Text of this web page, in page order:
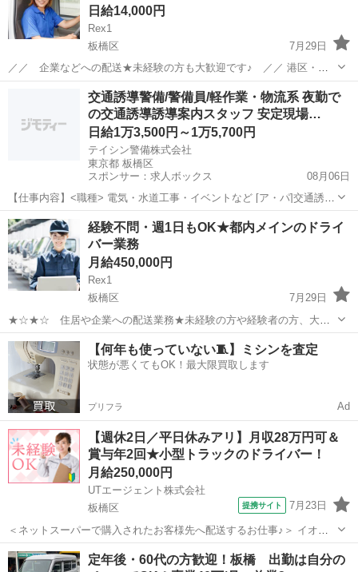
日給14,000円
Rex1
板橋区
7月29日
／／ 企業などへの配送★未経験の方も大歓迎です♪ ／／ 港区・品
川区・太田区エリア 冷蔵案件になります！ 未経験の方、車両が無い方
も大歓迎♪ 車両リースもあり！！ 定期購入されているお客様へ乳製品
のお届...
ドライバー 積み込み
交通誘導警備/警備員/軽作業・物流系 夜勤で
の交通誘導誘導案内スタッフ 安定現場…
日給1万3,500円～1万5,700円
テイシン警備株式会社
東京都 板橋区
スポンサー：求人ボックス
08月06日
【仕事内容】<職種> 電気・水道工事・イベントなど [ア・パ]交通誘導
警備、警備員、軽作業・物流その他 <雇用形態> アルバイト・パート
<給与> [ア・パ]日給13,500円～15,700円 交通費:一部支給 警備現場ま
での交通...
アルバイト・パート
経験不問・週1日もOK★都内メインのドライ
バー業務
月給450,000円
Rex1
板橋区
7月29日
★☆★☆ 住居や企業への配送業務★未経験の方や経験者の方、大歓
迎♪ ★☆★☆ メインの仕事をしていて、週に2～3日しかできない
方！ 今の職場を辞めたいなぁなど考えている方！ ぜひご応募くださ
い！！ 弊社で...
東京 板橋区 ドライバー 都内
【何年も使っていない🧵】ミシンを査定
状態が悪くてもOK！最大限買取します
プリフラ Ad
【週休2日／平日休みアリ】月収28万円可＆
賞与年2回★小型トラックのドライバー！
月給250,000円
UTエージェント株式会社
板橋区
提携サイト 7月23日
＜ネットスーパーで購入されたお客様先へ配送するお仕事♪＞ イオン
ネクストデリバリー株式会社でのお仕事！ ＜具体的には…＞ 【1】倉
庫内にて自動で仕分けされた荷物をトラックに積込む 【2】配送先の
東京 板橋区 その他
定年後・60代の方歓迎！板橋 出勤は自分の